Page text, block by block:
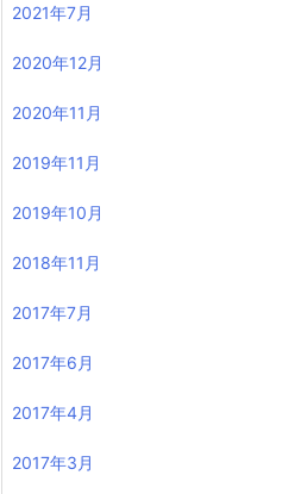
2021年7月
2020年12月
2020年11月
2019年11月
2019年10月
2018年11月
2017年7月
2017年6月
2017年4月
2017年3月